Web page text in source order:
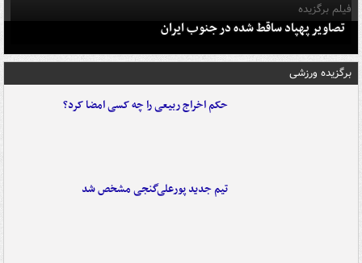
فیلم برگزیده
تصاویر پهپاد ساقط شده در جنوب ایران
برگزیده ورزشی
حکم اخراج ربیعی را چه کسی امضا کرد؟
تیم جدید پورعلی‌گنجی مشخص شد